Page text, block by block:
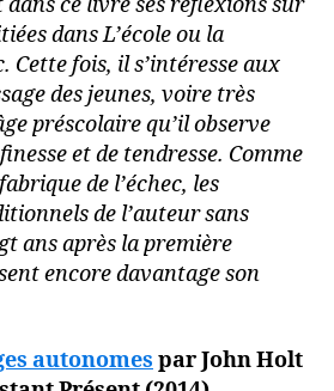
dans L’école ou la
Cette fois, il s’intéresse aux
des jeunes, voire très
préscolaire qu’il observe
et de tendresse. Comme
de l’échec, les
de l’auteur sans
ans après la première
encore davantage son
autonomes par John Holt